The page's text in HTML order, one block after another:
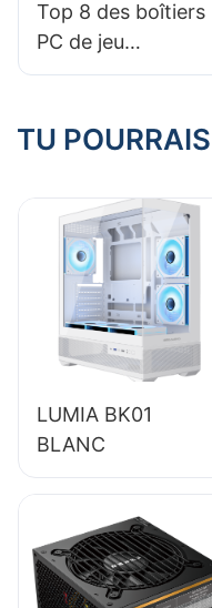
d'alimentation pour
un HTPC haut de
gamme
Top 8 des boîtiers
PC de jeu
compatibles avec
personnalisées
TU
LUMIA BK01
BLANC